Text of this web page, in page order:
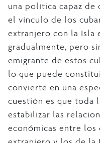
una política capaz de
el vínculo de los
extranjero con la Isla
gradualmente, pero
emigrante de estos
lo que puede
convierte en una
cuestión es que toda
estabilizar las
económicas entre los